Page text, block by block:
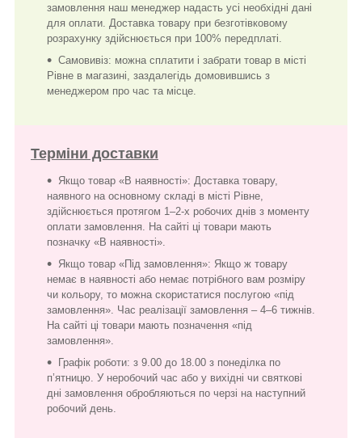
замовлення наш менеджер надасть усі необхідні дані
для оплати. Доставка товару при безготівковому
розрахунку здійснюється при 100% передплаті.
Самовивіз: можна сплатити і забрати товар в місті
Рівне в магазині, заздалегідь домовившись з
менеджером про час та місце.
Терміни доставки
Якщо товар «В наявності»: Доставка товару,
наявного на основному складі в місті Рівне,
здійснюється протягом 1–2-х робочих днів з моменту
оплати замовлення. На сайті ці товари мають
позначку «В наявності».
Якщо товар «Під замовлення»: Якщо ж товару
немає в наявності або немає потрібного вам розміру
чи кольору, то можна скористатися послугою «під
замовлення». Час реалізації замовлення – 4–6 тижнів.
На сайті ці товари мають позначення «під
замовлення».
Графік роботи: з 9.00 до 18.00 з понеділка по
п’ятницю. У неробочий час або у вихідні чи святкові
дні замовлення обробляються по черзі на наступний
робочий день.